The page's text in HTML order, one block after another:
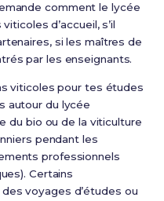
comment le lycée
d’accueil, s’il
si les maîtres de
par les enseignants.
viticoles pour tes études
autour du lycée
du bio ou de la viticulture
pendant les
professionnels
Certains
voyages d’études ou